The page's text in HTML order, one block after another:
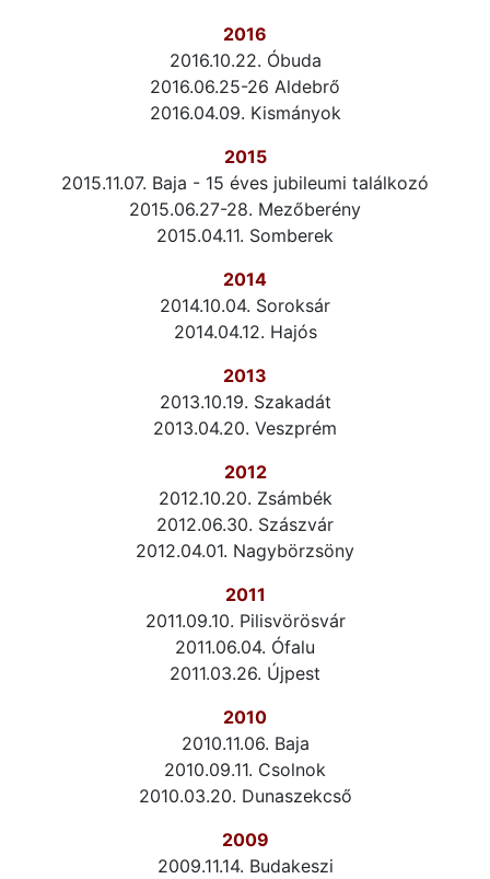
2016
2016.10.22. Óbuda
2016.06.25-26 Aldebrő
2016.04.09. Kismányok
2015
2015.11.07. Baja - 15 éves jubileumi találkozó
2015.06.27-28. Mezőberény
2015.04.11. Somberek
2014
2014.10.04. Soroksár
2014.04.12. Hajós
2013
2013.10.19. Szakadát
2013.04.20. Veszprém
2012
2012.10.20. Zsámbék
2012.06.30. Szászvár
2012.04.01. Nagybörzsöny
2011
2011.09.10. Pilisvörösvár
2011.06.04. Ófalu
2011.03.26. Újpest
2010
2010.11.06. Baja
2010.09.11. Csolnok
2010.03.20. Dunaszekcső
2009
2009.11.14. Budakeszi